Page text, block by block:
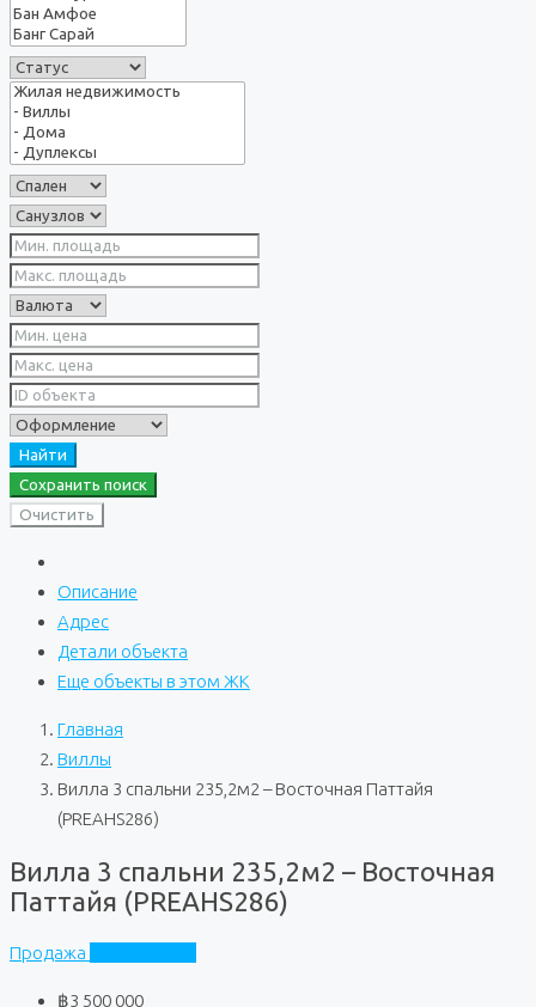
Найти
Сохранить поиск
Очистить
Описание
Адрес
Детали объекта
Еще объекты в этом ЖК
Главная
Виллы
Вилла 3 спальни 235,2м2 – Восточная Паттайя
(PREAHS286)
Вилла 3 спальни 235,2м2 – Восточная
Паттайя (PREAHS286)
Продажа
฿3 500 000